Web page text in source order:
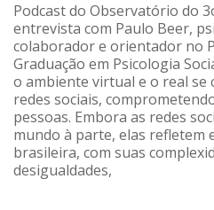
Podcast do Observatório do
entrevista com Paulo Beer,
colaborador e orientador no
Graduação em Psicologia
o ambiente virtual e o real se
redes sociais,
pessoas. Embora as redes
mundo à parte, elas refletem
brasileira, com suas
desigualdades,